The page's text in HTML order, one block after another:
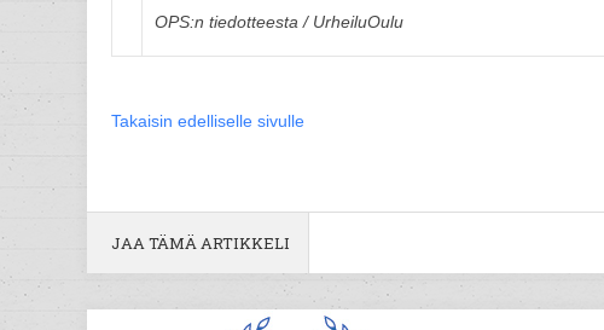
OPS:n tiedotteesta / UrheiluOulu
Takaisin edelliselle sivulle
JAA TÄMÄ ARTIKKELI